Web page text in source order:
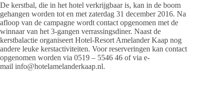
De kerstbal, die in het hotel verkrijgbaar is, kan in de boom
gehangen worden tot en met zaterdag 31 december 2016. Na
afloop van de campagne wordt contact opgenomen met de
winnaar van het 3-gangen verrassingsdiner. Naast de
kerstbalactie organiseert Hotel-Resort Amelander Kaap nog
andere leuke kerstactiviteiten. Voor reserveringen kan contact
opgenomen worden via 0519 – 5546 46 of via e-
mail info@hotelamelanderkaap.nl.